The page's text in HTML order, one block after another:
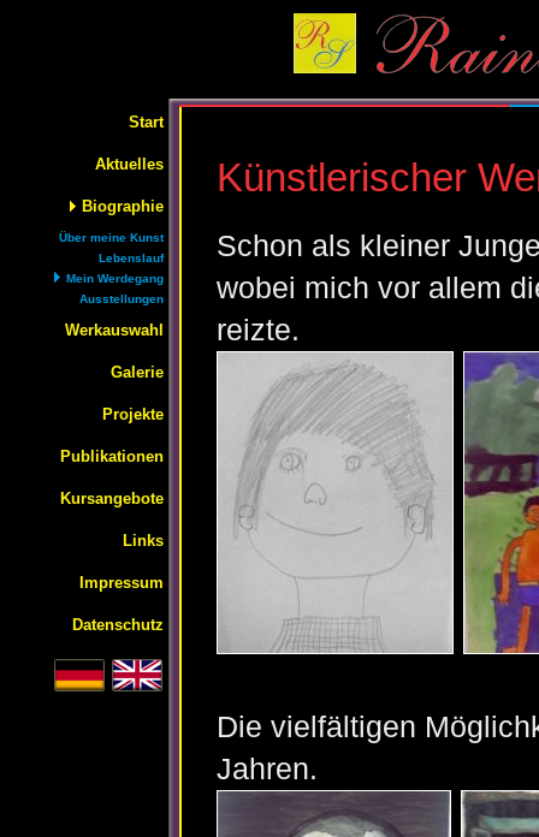
Start
Aktuelles
Biographie
Über meine Kunst
Lebenslauf
Mein Werdegang
Ausstellungen
Werkauswahl
Galerie
Projekte
Publikationen
Kursangebote
Links
Impressum
Datenschutz
Künstlerischer
Schon als kleiner
wobei mich vor allem
reizte.
Die vielfältigen
Jahren.